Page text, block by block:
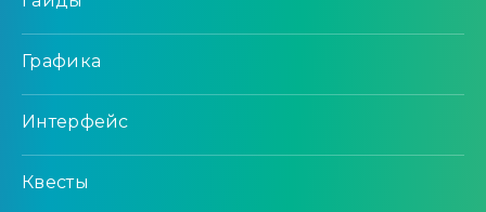
Графика
Интерфейс
Квесты